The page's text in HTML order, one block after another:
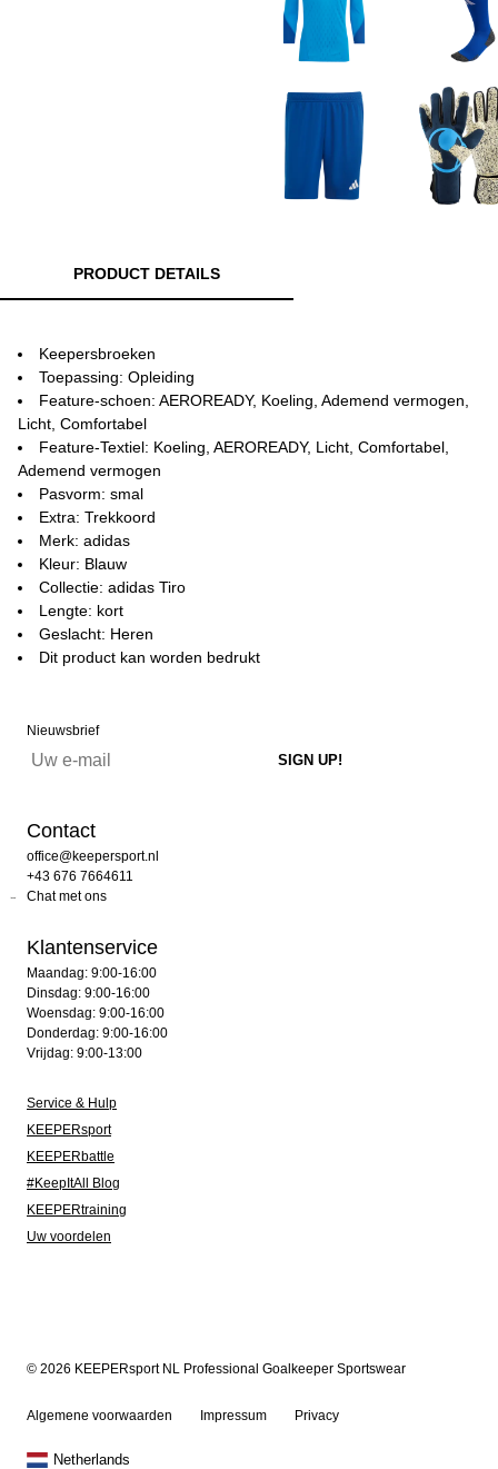
PRODUCT DETAILS
Keepersbroeken
Toepassing: Opleiding
Feature-schoen: AEROREADY, Koeling, Ademend vermogen,
Licht, Comfortabel
Feature-Textiel: Koeling, AEROREADY, Licht, Comfortabel,
Ademend vermogen
Pasvorm: smal
Extra: Trekkoord
Merk: adidas
Kleur: Blauw
Collectie: adidas Tiro
Lengte: kort
Geslacht: Heren
Dit product kan worden bedrukt
Nieuwsbrief
Contact
office@keepersport.nl
+43 676 7664611
Chat met ons
Klantenservice
Maandag: 9:00-16:00
Dinsdag: 9:00-16:00
Woensdag: 9:00-16:00
Donderdag: 9:00-16:00
Vrijdag: 9:00-13:00
Service & Hulp
KEEPERsport
KEEPERbattle
#KeepItAll Blog
KEEPERtraining
Uw voordelen
© 2026 KEEPERsport NL Professional Goalkeeper Sportswear
Algemene voorwaarden Impressum Privacy
Netherlands